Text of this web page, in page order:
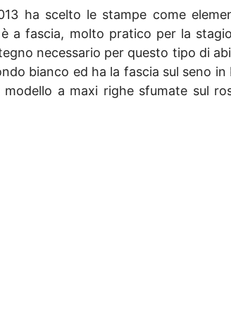
ha scelto le stampe come
a fascia, molto pratico per la
necessario per questo tipo di
bianco ed ha la fascia sul seno in
a maxi righe sfumate sul